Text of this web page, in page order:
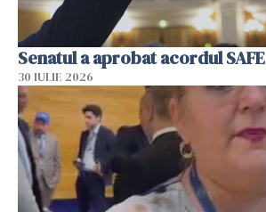
Senatul a aprobat acordul SAFE
30 IULIE 2026